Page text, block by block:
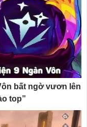
bất ngờ vươn lên
top”